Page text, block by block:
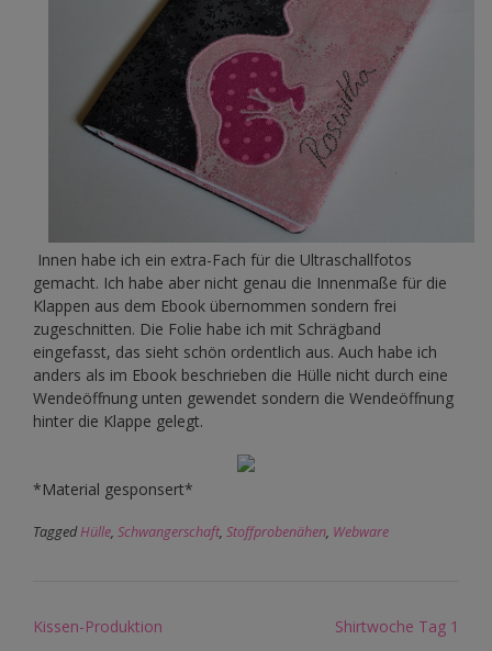
Innen habe ich ein extra-Fach für die Ultraschallfotos
gemacht. Ich habe aber nicht genau die Innenmaße für die
Klappen aus dem Ebook übernommen sondern frei
zugeschnitten. Die Folie habe ich mit Schrägband
eingefasst, das sieht schön ordentlich aus. Auch habe ich
anders als im Ebook beschrieben die Hülle nicht durch eine
Wendeöffnung unten gewendet sondern die Wendeöffnung
hinter die Klappe gelegt.
*Material gesponsert*
TaggedHülle, Schwangerschaft, Stoffprobenähen, Webware
Post
Kissen-Produktion Shirtwoche Tag 1